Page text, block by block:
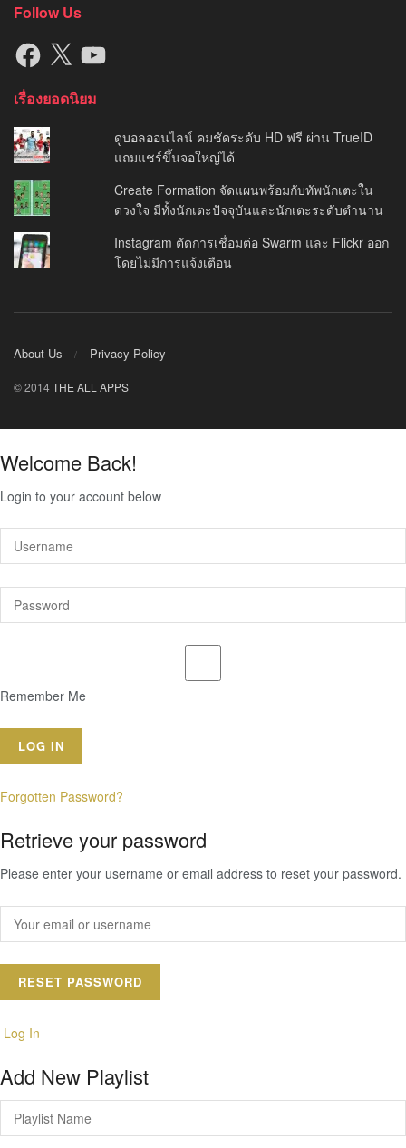
Follow Us
Facebook
X YouTube
เรื่องยอดนิยม
ดูบอลออนไลน์ คมชัดระดับ HD ฟรี ผ่าน TrueID
แถมแชร์ขึ้นจอใหญ่ได้
Create Formation จัดแผนพร้อมกับทัพนักเตะใน
ดวงใจ มีทั้งนักเตะปัจจุบันและนักเตะระดับตำนาน
Instagram ตัดการเชื่อมต่อ Swarm และ Flickr ออก
โดยไม่มีการแจ้งเตือน
About Us Privacy Policy
© 2014THE ALL APPS
Welcome Back!
Login to your account below
Remember Me
Forgotten Password?
Retrieve your password
Please enter your username or email address to reset your password.
Log In
Add New Playlist